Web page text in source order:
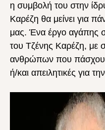
η συμβολή του στην
Καρέζη θα μείνει για
μας. Ένα έργο αγάπης
του Τζένης Καρέζη, με
ανθρώπων που πάσχουν
ή/και απειλητικές για